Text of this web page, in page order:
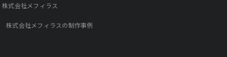
株式会社メフィラス
株式会社メフィラスの制作事例